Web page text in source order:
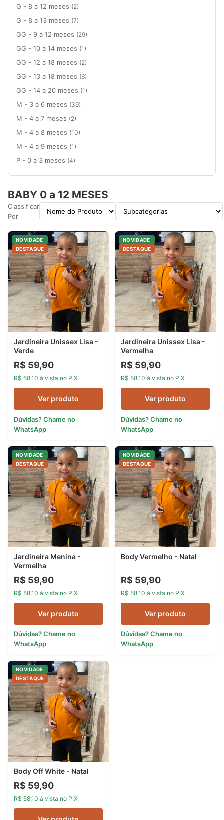
G - 8 a 12 meses (2)
G - 8 a 13 meses (7)
GG - 9 a 12 meses (29)
GG - 10 a 14 meses (1)
GG - 12 a 18 meses (2)
GG - 13 a 18 meses (6)
GG - 14 a 20 meses (1)
M - 3 a 6 meses (39)
M - 4 a 7 meses (2)
M - 4 a 8 meses (10)
M - 4 a 9 meses (1)
P - 0 a 3 meses (4)
BABY 0 a 12 MESES
Classificar
Por
NOVIDADE
DESTAQUE
Jardineira Unissex Lisa -
Verde
R$ 59,90
R$ 58,10 à vista no PIX
Ver produto
Dúvidas? Chame no
WhatsApp
NOVIDADE
DESTAQUE
Jardineira Unissex Lisa -
Vermelha
R$ 59,90
R$ 58,10 à vista no PIX
Ver produto
Dúvidas? Chame no
WhatsApp
NOVIDADE
DESTAQUE
Jardineira Menina -
Vermelha
R$ 59,90
R$ 58,10 à vista no PIX
Ver produto
Dúvidas? Chame no
WhatsApp
NOVIDADE
DESTAQUE
Body Vermelho - Natal
R$ 59,90
R$ 58,10 à vista no PIX
Ver produto
Dúvidas? Chame no
WhatsApp
NOVIDADE
DESTAQUE
Body Off White - Natal
R$ 59,90
R$ 58,10 à vista no PIX